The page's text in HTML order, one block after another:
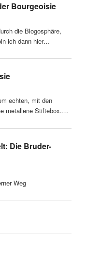
Bourgeoisie
die Blogosphäre,
ich dann hier…
echten, mit den
metallene Stiftebox.…
Die Bruder-
Weg